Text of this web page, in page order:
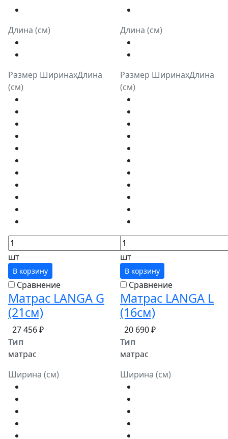
Длина (см)
Размер ШиринахДлина
(см)
шт
В корзину
Сравнение
Длина (см)
Размер ШиринахДлина
(см)
шт
В корзину
Сравнение
Матрас LANGA G
(21см)
27 456 ₽
Тип
матрас
Ширина (см)
Матрас LANGA L
(16см)
20 690 ₽
Тип
матрас
Ширина (см)